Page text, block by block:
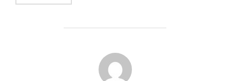
BEITRAGSAUTOR